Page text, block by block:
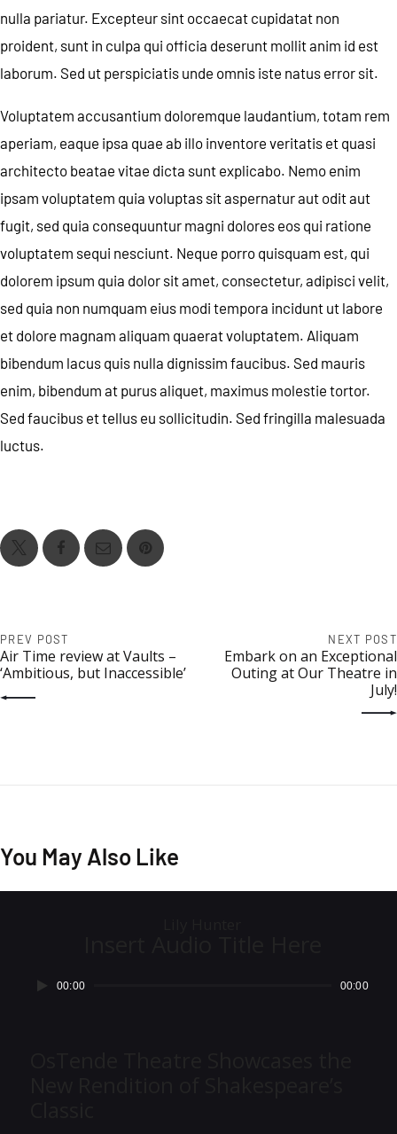
nulla pariatur. Excepteur sint occaecat cupidatat non
proident, sunt in culpa qui officia deserunt mollit anim id est
laborum. Sed ut perspiciatis unde omnis iste natus error sit.
Voluptatem accusantium doloremque laudantium, totam rem
aperiam, eaque ipsa quae ab illo inventore veritatis et quasi
architecto beatae vitae dicta sunt explicabo. Nemo enim
ipsam voluptatem quia voluptas sit aspernatur aut odit aut
fugit, sed quia consequuntur magni dolores eos qui ratione
voluptatem sequi nesciunt. Neque porro quisquam est, qui
dolorem ipsum quia dolor sit amet, consectetur, adipisci velit,
sed quia non numquam eius modi tempora incidunt ut labore
et dolore magnam aliquam quaerat voluptatem. Aliquam
bibendum lacus quis nulla dignissim faucibus. Sed mauris
enim, bibendum at purus aliquet, maximus molestie tortor.
Sed faucibus et tellus eu sollicitudin. Sed fringilla malesuada
luctus.
PREV POST
Air Time review at Vaults –
‘Ambitious, but Inaccessible’
NEXT POST
Embark on an Exceptional
Outing at Our Theatre in
July!
You May Also Like
00:00 00:00